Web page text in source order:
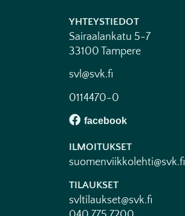
YHTEYSTIEDOT
Sairaalankatu 5-7
33100 Tampere
svl@svk.fi
0114470-0
ILMOITUKSET
suomenviikkolehti@svk.fi
TILAUKSET
svltilaukset@svk.fi